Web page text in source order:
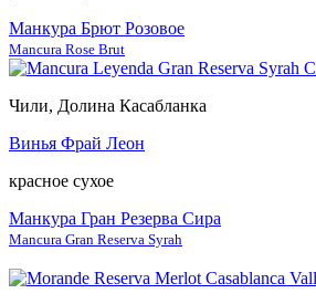
Манкура Брют Розовое
Mancura Rose Brut
Чили, Долина Касабланка
Винья Фрай Леон
красное сухое
Манкура Гран Резерва Сира
Mancura Gran Reserva Syrah